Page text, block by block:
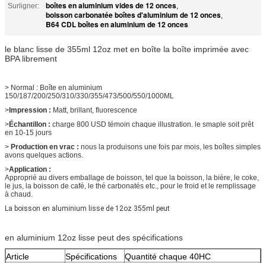
Surligner: boîtes en aluminium vides de 12 onces,
boisson carbonatée boîtes d'aluminium de 12 onces,
B64 CDL boîtes en aluminium de 12 onces
le blanc lisse de 355ml 12oz met en boîte la boîte imprimée avec
BPA librement
> Normal : Boîte en aluminium
150/187/200/250/310/330/355/473/500/550/1000ML
>Impression : Matt, brillant, fluorescence
>Échantillon : charge 800 USD témoin chaque illustration. le smaple soit prêt
en 10-15 jours
> Production en vrac : nous la produisons une fois par mois, les boîtes simples
avons quelques actions.
>Application :
Approprié au divers emballage de boisson, tel que la boisson, la bière, le coke,
le jus, la boisson de café, le thé carbonatés etc., pour le froid et le remplissage
à chaud.
La boisson en aluminium lisse de 12oz 355ml peut
en aluminium 12oz lisse peut des spécifications
Article
Spécifications
Quantité chaque 40HC